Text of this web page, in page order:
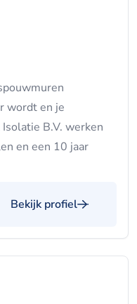
wordt en je
B.V. werken
en een 10 jaar
Bekijk profiel